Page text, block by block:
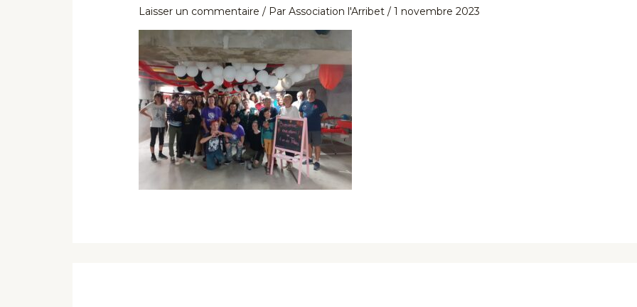
Laisser un commentaire / ParAssociation l'Arribet/1 novembre 2023